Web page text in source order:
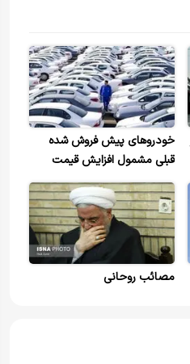
خودرو‌های پیش فروش شده
قبلی مشمول افزایش قیمت
نیست
مصائب روحانی